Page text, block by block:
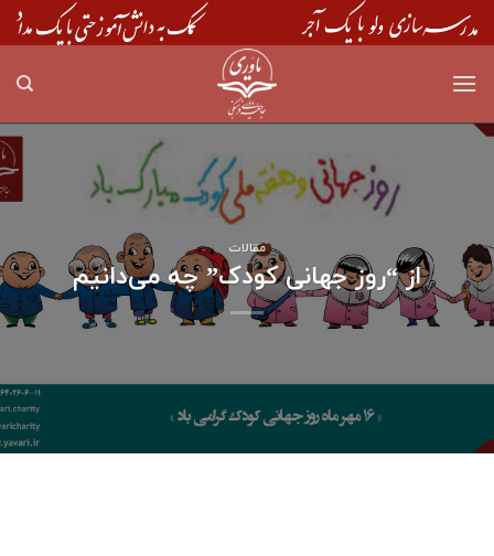
Skip
to
مقالات
از “روز جهانی کودک” چه می‌دانیم